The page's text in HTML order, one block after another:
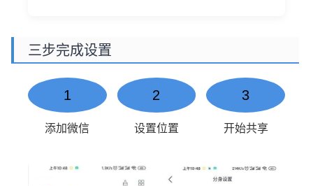
三步完成设置
1
添加微信
2
设置位置
3
开始共享